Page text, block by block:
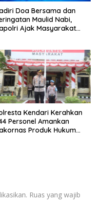
Doa Bersama dan
Maulid Nabi,
Ajak Masyarakat
Kendari Kerahkan
Personel Amankan
Produk Hukum
Ruas yang wajib